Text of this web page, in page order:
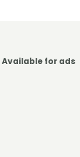
Available for ads